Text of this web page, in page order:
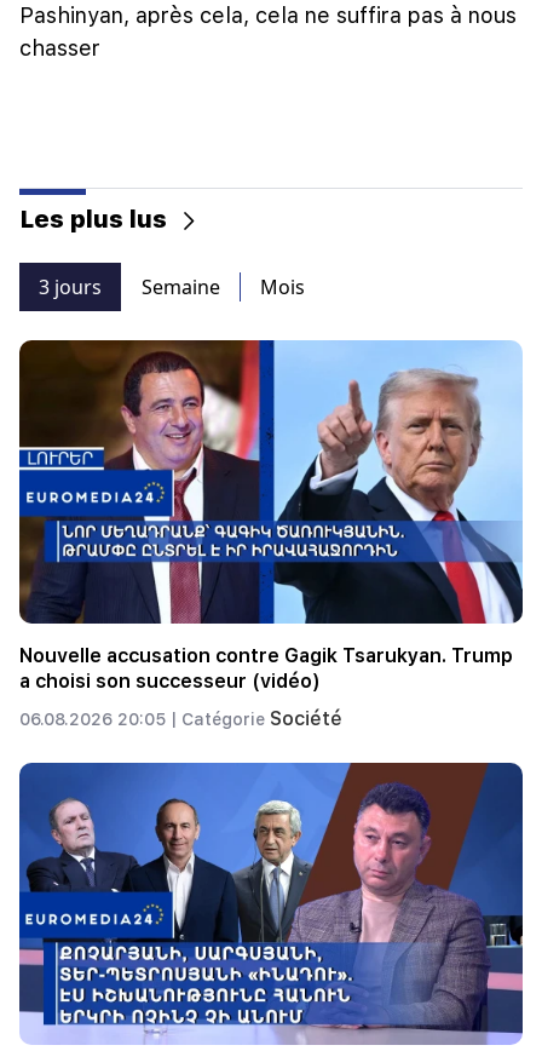
Pashinyan, après cela, cela ne suffira pas à nous
chasser
Les plus lus
3 jours Semaine Mois
Nouvelle accusation contre Gagik Tsarukyan. Trump
a choisi son successeur (vidéo)
06.08.2026 20:05 | Catégorie Société